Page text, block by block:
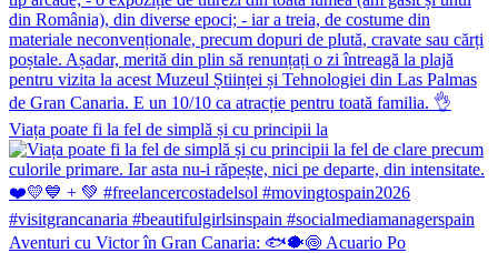
Viața poate fi la fel de simplă și cu principii la
Aventuri cu Victor în Gran Canaria: 🐟🐡🍥 Acuario Po